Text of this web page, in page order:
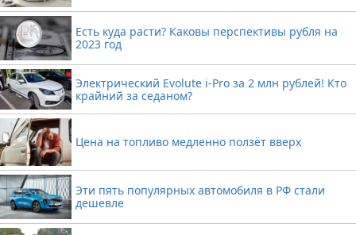
Есть куда расти? Каковы перспективы рубля на
2023 год
Электрический Evolute i-Pro за 2 млн рублей! Кто
крайний за седаном?
Цена на топливо медленно ползёт вверх
Эти пять популярных автомобиля в РФ стали
дешевле